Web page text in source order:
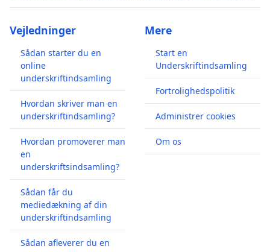
Vejledninger
Sådan starter du en
online
underskriftindsamling
Hvordan skriver man en
underskriftindsamling?
Hvordan promoverer man
en
underskriftsindsamling?
Sådan får du
mediedækning af din
underskriftindsamling
Sådan afleverer du en
Mere
Start en
Underskriftindsamling
Fortrolighedspolitik
Administrer cookies
Om os